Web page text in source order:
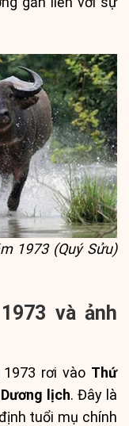
1973 (Quý Sửu)
và ảnh
rơi vào Thứ
lịch. Đây là
tuổi mụ chính